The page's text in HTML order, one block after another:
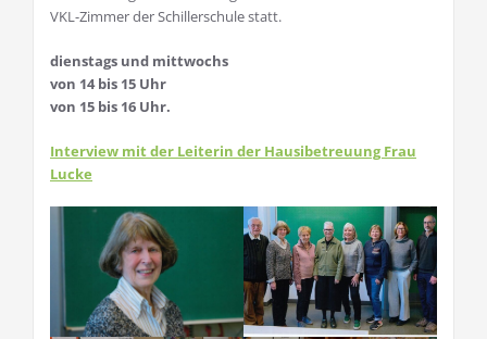
VKL-Zimmer der Schillerschule statt.
dienstags und mittwochs
von 14 bis 15 Uhr
von 15 bis 16 Uhr.
Interview mit der Leiterin der Hausibetreuung Frau
Lucke